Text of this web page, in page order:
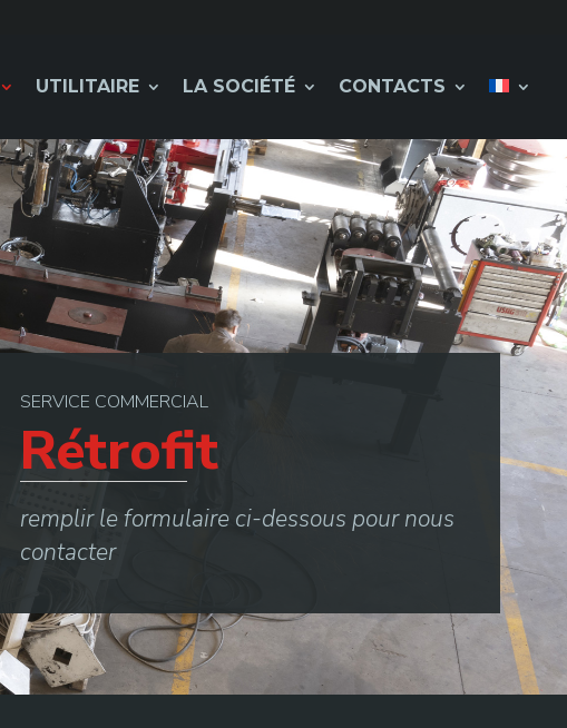
UTILITAIRE LA SOCIÉTÉ CONTACTS
SERVICE COMMERCIAL
Rétrofit
remplir le formulaire ci-dessous pour nous
contacter